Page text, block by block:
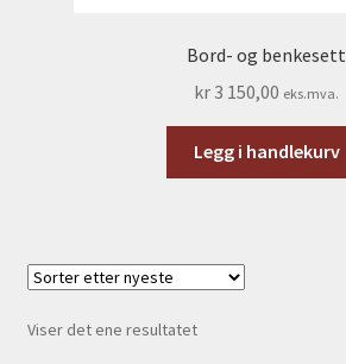
Bord- og benkesett
kr 3 150,00 eks.mva.
Legg i handlekurv
Viser det ene resultatet